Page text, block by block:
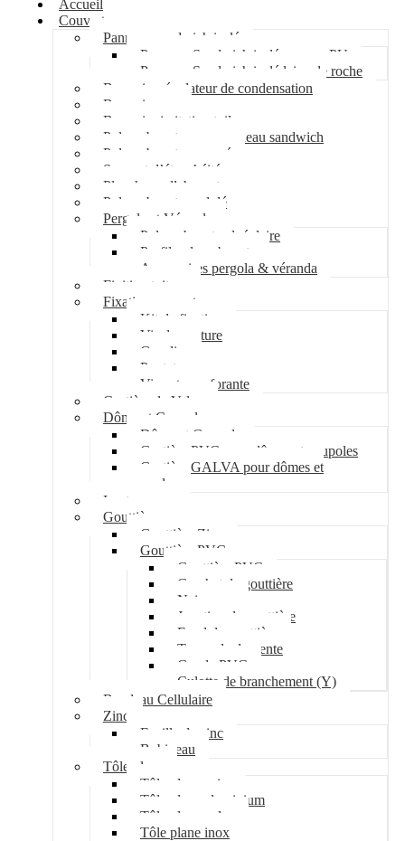
Accueil
Couverture
Panneau sandwich isolé
Panneau Sandwich isolé mousse PU
Panneau Sandwich isolé laine de roche
Bac acier régulateur de condensation
Bac acier sec
Bac acier imitation tuile
Polycarbonate pour panneau sandwich
Polycarbonate nervuré
Support d’étanchéité
Plancher collaborant
Polycarbonate ondulé
Pergola et Véranda
Polycarbonate alvéolaire
Profil polycarbonate
Accessoires pergola & véranda
Finition toiture
Fixation couverture
Kit de fixation
Vis de couture
Cavalier
Pontet
Vis auto-perforante
Costière de Velux
Dôme et Coupole
Dôme et Coupole
Costière PVC pour dômes et coupoles
Costière GALVA pour dômes et
coupoles
Lanterneau
Gouttière
Gouttière Zinc
Gouttière PVC
Gouttière PVC
Crochet de gouttière
Naissance
Jonction de gouttière
Fond de gouttière
Tuyau de descente
Coude PVC
Culotte de branchement (Y)
Bandeau Cellulaire
Zinc
Feuille de zinc
Bobineau
Tôle plane
Tôle plane acier
Tôle plane aluminium
Tôle plane galva
Tôle plane inox